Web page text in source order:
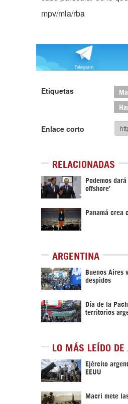
mpv/mla/rba
Etiquetas
Enlace corto
RELACIONADAS
Podemos
offshore’
Panamá crea
ARGENTINA
Buenos Aires
despidos
Día de la
territorios
LO MÁS LEÍDO DE
Ejército
EEUU
Macri mete